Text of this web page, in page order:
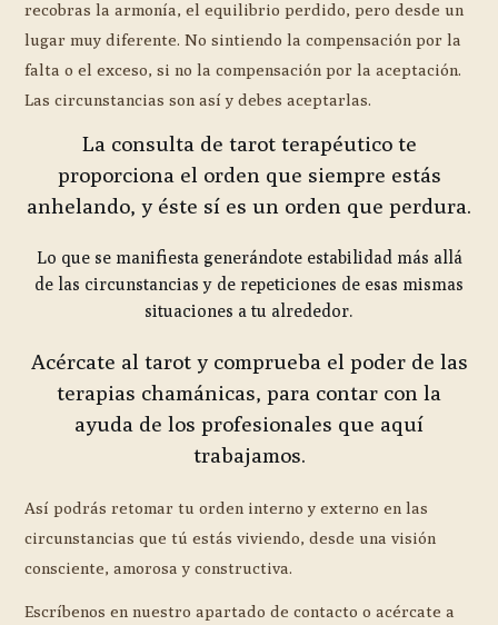
recobras la armonía, el equilibrio perdido, pero desde un
lugar muy diferente. No sintiendo la compensación por la
falta o el exceso, si no la compensación por la aceptación.
Las circunstancias son así y debes aceptarlas.
La consulta de tarot terapéutico te
proporciona el orden que siempre estás
anhelando, y éste sí es un orden que perdura.
Lo que se manifiesta generándote estabilidad más allá
de las circunstancias y de repeticiones de esas mismas
situaciones a tu alrededor.
Acércate al tarot y comprueba el poder de las
terapias chamánicas, para contar con la
ayuda de los profesionales que aquí
trabajamos.
Así podrás retomar tu orden interno y externo en las
circunstancias que tú estás viviendo, desde una visión
consciente, amorosa y constructiva.
Escríbenos en nuestro apartado de contacto o acércate a